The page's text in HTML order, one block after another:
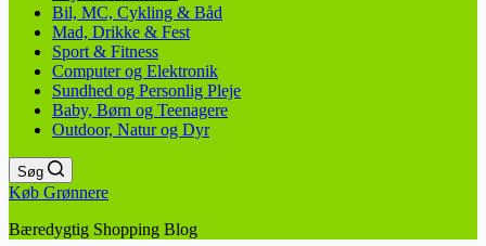
Bil, MC, Cykling & Båd
Mad, Drikke & Fest
Sport & Fitness
Computer og Elektronik
Sundhed og Personlig Pleje
Baby, Børn og Teenagere
Outdoor, Natur og Dyr
Søg
Køb Grønnere
Bæredygtig Shopping Blog